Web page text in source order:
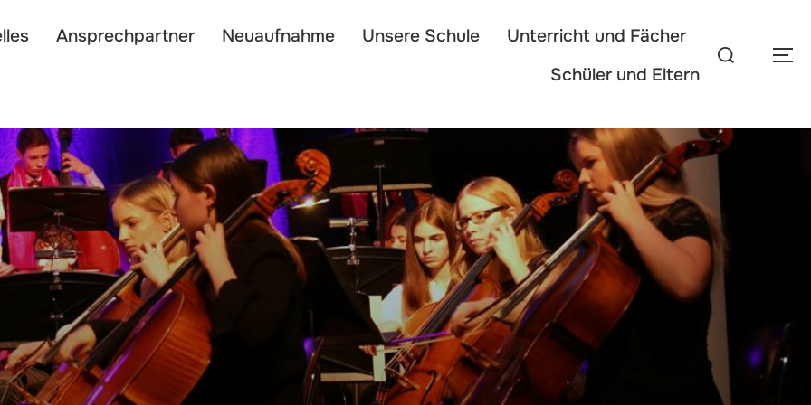
Ansprechpartner Neuaufnahme Unsere Schule
Unterricht und Fächer
Schüler und Eltern
Suchen